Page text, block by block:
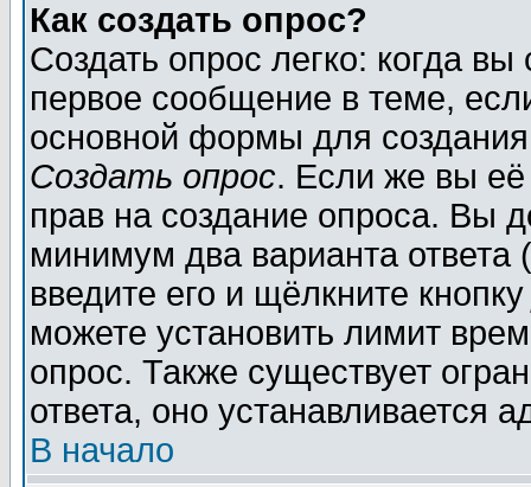
Как создать опрос?
Создать опрос легко: когда
первое сообщение в теме,
основной формы для
Создать опрос. Если же вы её
прав на создание опроса. Вы
минимум два варианта ответа
введите его и щёлкните
можете установить лимит
опрос. Также существует
ответа, оно устанавливается
В начало